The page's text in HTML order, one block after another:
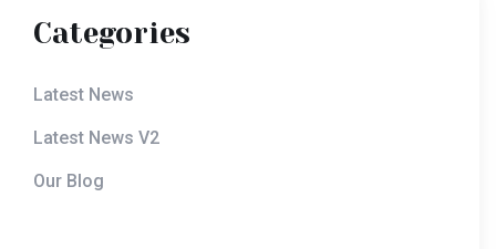
Categories
Latest News
Latest News V2
Our Blog